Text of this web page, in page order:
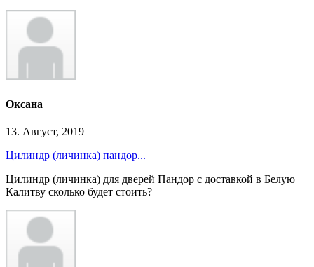
Оксана
13. Август, 2019
Цилиндр (личинка) пандор...
Цилиндр (личинка) для дверей Пандор с доставкой в Белую
Калитву сколько будет стоить?